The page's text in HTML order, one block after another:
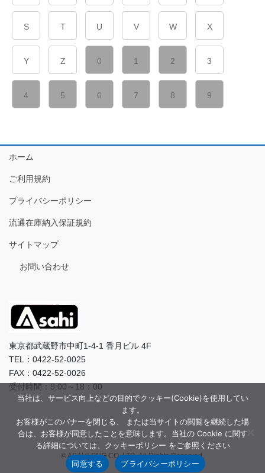
S T U V W X
Y Z 0 1 2 3
4 5 6 7 8 9
ホーム
ご利用規約
プライバシーポリシー
流通在庫納入保証規約
サイトマップ
お問い合わせ
東京都武蔵野市中町1-4-1 香月ビル 4F
TEL：0422-52-0025
FAX：0422-52-0026
受付時間：9:00～18：00
© ASAHI-ENG CO.,LTD. All Rights Reserved.
当社は、サービス向上などの目的でクッキー(Cookie)を使用してい
ます。
お客様がこのバナーを閉じる、 または当サイトの閲覧を継続した場
合は、お客様が同意したことを意味します。当社の Cookie に関す
る詳細については、クッキーポリシー をご参照ください
同意する
プライバシーポリシー